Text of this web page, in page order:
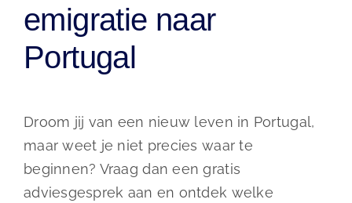
emigratie naar
Portugal
Droom jij van een nieuw leven in Portugal,
maar weet je niet precies waar te
beginnen? Vraag dan een gratis
adviesgesprek aan en ontdek welke